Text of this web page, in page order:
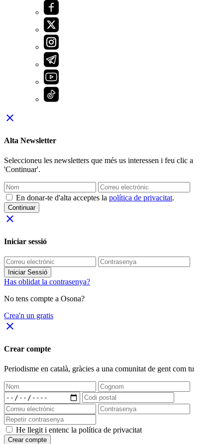
close
Alta Newsletter
Seleccioneu les newsletters que més us interessen i feu clic a
'Continuar'.
En donar-te d'alta acceptes la política de privacitat.
Continuar
close
Iniciar sessió
Iniciar Sessió
Has oblidat la contrasenya?
No tens compte a Osona?
Crea'n un gratis
close
Crear compte
Periodisme en català, gràcies a una comunitat de gent com tu
He llegit i entenc la política de privacitat
Crear compte